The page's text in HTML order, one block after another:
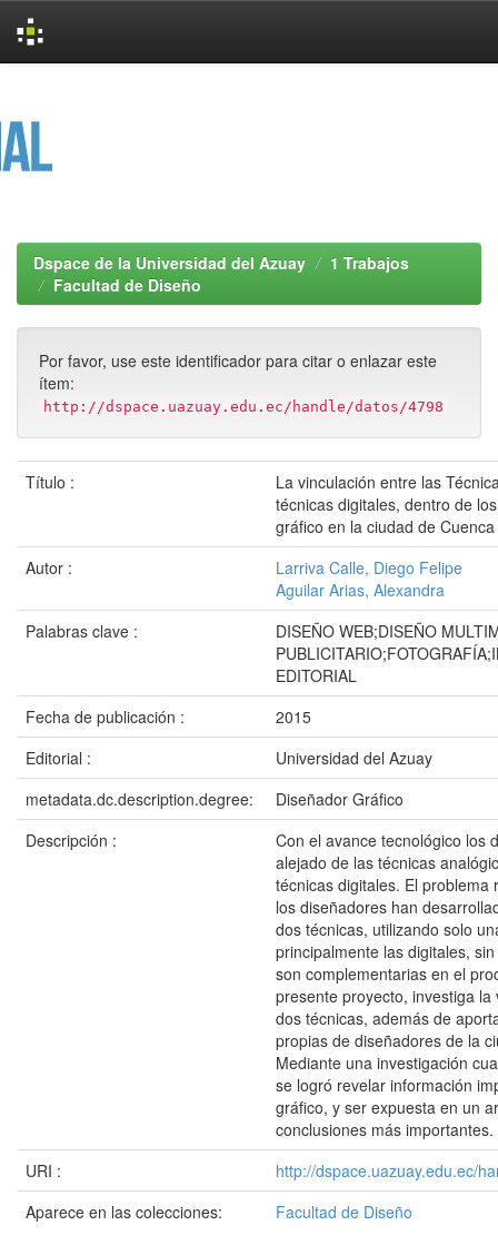
Dspace de la Universidad del Azuay
1 Trabajos
Facultad de Diseño
Por favor, use este identificador para citar o enlazar este
ítem:
http://dspace.uazuay.edu.ec/handle/datos/4798
Título :
La vinculación entre las
técnicas digitales, dentro de
gráfico en la ciudad de Cuenca
Autor :
Larriva Calle, Diego Felipe
Aguilar Arias, Alexandra
Palabras clave :
DISEÑO WEB;DISEÑO
EDITORIAL
Fecha de publicación :
2015
Editorial :
Universidad del Azuay
metadata.dc.description.degree:
Diseñador Gráfico
Descripción :
Con el avance tecnológico los
alejado de las técnicas
técnicas digitales. El problema
los diseñadores han
dos técnicas, utilizando solo
principalmente las digitales,
son complementarias en el
presente proyecto, investiga
dos técnicas, además de
propias de diseñadores de la
Mediante una investigación
se logró revelar información
gráfico, y ser expuesta en un
conclusiones más importantes.
URI :
http://dspace.uazuay.edu.ec/
Aparece en las colecciones:
Facultad de Diseño